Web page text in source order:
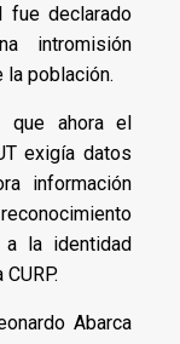
fue declarado
intromisión
la población.
que ahora el
exigía datos
información
a la identidad
Abarca